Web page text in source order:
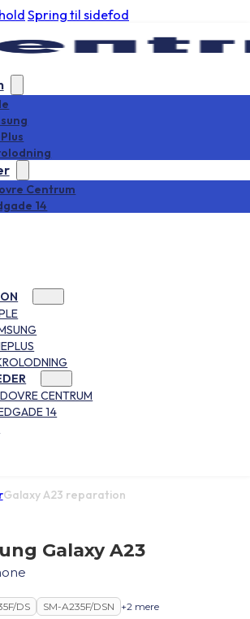
Spring til sidefod
Centrum
14
CENTRUM
14
Galaxy A23 reparation
Galaxy A23
DS SM-A235F/DSN +2 mere